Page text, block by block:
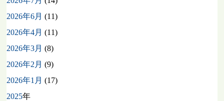
2026年6月 (11)
2026年4月 (11)
2026年3月 (8)
2026年2月 (9)
2026年1月 (17)
2025年